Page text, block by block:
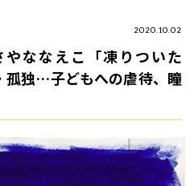
2020.10.02
ななえこ「凍りついた
独…子どもへの虐待、瞳